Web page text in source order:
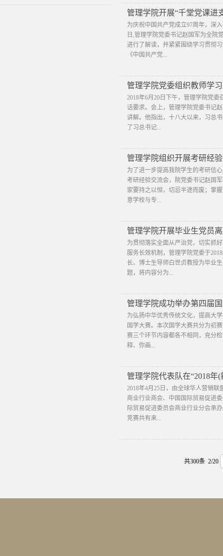
管理学院开展“千堂党课进
为庆祝中国共产党成立97周年，深
日,管理学院党委书记赵国军为全院
进行了解读，并紧紧围绕学习贯彻
《中国共产党...
管理学院党委组织教师学
​2018年6月20日下午，管理学院党
话要求。会上，管理学院党委书记
讲解。他指出，十八大以来，习总
了习总书记...
管理学院组织开展考研经
为了进一步提高我院学生的考研信
考研经验交流会，院党委书记赵国
家要持之以恒，切忌半途而废；掌
意学校与专...
管理学院开展毕业生党员
为贯彻落实全面从严治党，切实抓
服务长效机制，管理学院党委于
长、博士生导师白世贞教授为毕业
题，将内容分为...
管理学院成功举办第四届
为弘扬中华优秀传统文化，提高大
国学大赛。本次国学大赛共分为初
赛三个环节内容都各不相同，充分
释、你画...
管理学院代表队在“2018
2018年4月25日，由全球华人营销
商业行业商会、中国国际贸易促进
际贸易促进委员会商业行业分会承
竞赛共有来...
共300条 2/20